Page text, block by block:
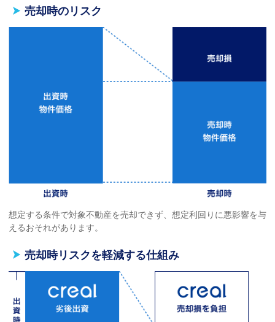
売却時のリスク
想定する条件で対象不動産を売却できず、想定利回りに悪影響を与
えるおそれがあります。
売却時リスクを軽減する仕組み